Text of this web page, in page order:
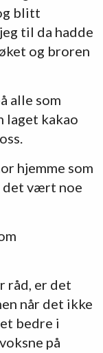
blitt
til da hadde
og broren
alle som
laget kakao
hjemme som
det vært noe
råd, er det
når det ikke
bedre i
på